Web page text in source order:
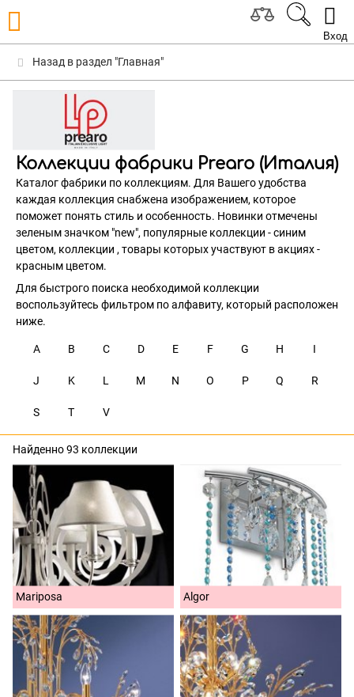
Вход
Назад в раздел "Главная"
Коллекции фабрики Prearo (Италия)
Каталог фабрики по коллекциям. Для Вашего удобства
каждая коллекция снабжена изображением, которое
поможет понять стиль и особенность. Новинки отмечены
зеленым значком "new", популярные коллекции - синим
цветом, коллекции , товары которых участвуют в акциях -
красным цветом.
Для быстрого поиска необходимой коллекции
воспользуйтесь фильтром по алфавиту, который расположен
ниже.
A B C D E F G H I
J K L M N O P Q R
S T V
Найденно 93 коллекции
Mariposa Algor